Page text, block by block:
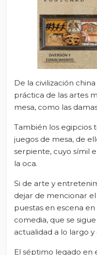
De la civilización
práctica de las artes
mesa, como las
También los egipcios
juegos de mesa, de
serpiente, cuyo símil
la oca.
Si de arte y
dejar de mencionar
puestas en escena
comedia, que se
actualidad a lo largo
El séptimo legado en